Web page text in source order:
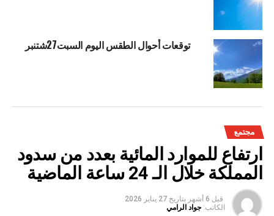
توقعات أحوال الطقس اليوم السبت27شتنبر
مجتمع
ارتفاع للموارد المائية بعدد من سدود
المملكة خلال الـ 24 ساعة الماضية
قبل 6 أشهر بتاريخ 27 يناير 2026
الكاتب: جواد الرامي